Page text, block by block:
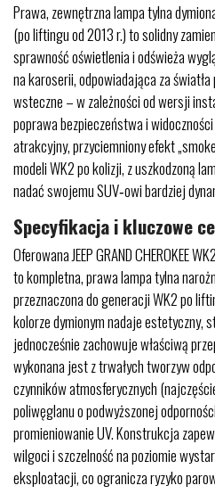
Prawa, zewnętrzna lampa tylna dymiona
(po liftingu od 2013 r.) to solidny
sprawność oświetlenia i odświeża
na karoserii, odpowiadająca za
wsteczne – w zależności od wersji
poprawa bezpieczeństwa i
atrakcyjny, przyciemniony efekt
modeli WK2 po kolizji, z uszkodzoną
nadać swojemu SUV‑owi bardziej
Specyfikacja i kluczowe
Oferowana JEEP GRAND CHEROKEE
to kompletna, prawa lampa tylna
przeznaczona do generacji WK2 po
kolorze dymionym nadaje estetyczny,
jednocześnie zachowuje właściwą
wykonana jest z trwałych tworzyw
czynników atmosferycznych
poliwęglanu o podwyższonej
promieniowanie UV. Konstrukcja
wilgoci i szczelność na poziomie
eksploatacji, co ogranicza ryzyko